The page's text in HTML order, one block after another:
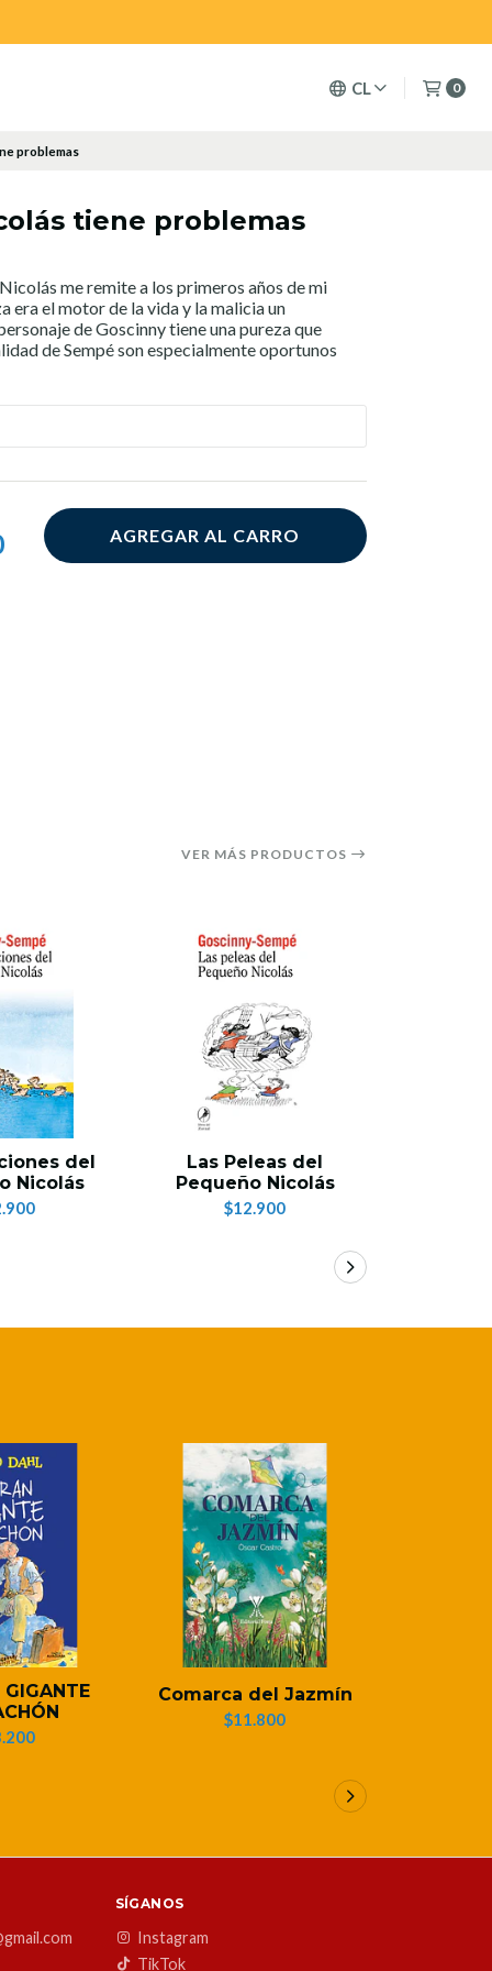
CL 0
problemas
tiene problemas
me remite a los primeros años de mi
era el motor de la vida y la malicia un
de Goscinny tiene una pureza que
de Sempé son especialmente oportunos
AGREGAR AL CARRO
VER MÁS PRODUCTOS
del
Nicolás
Las Peleas del
Pequeño Nicolás
$12.900
GIGANTE
Comarca del Jazmín
$11.800
SÍGANOS
Instagram
TikTok